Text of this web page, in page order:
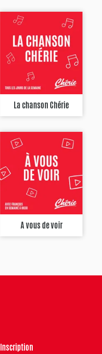
La chanson Chérie
A vous de voir
Inscription